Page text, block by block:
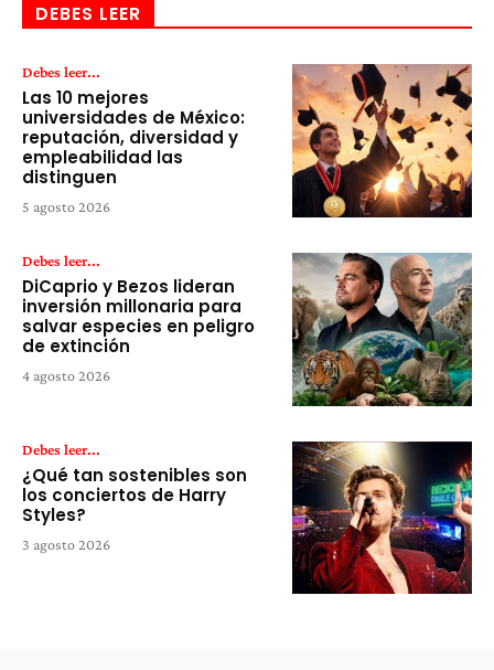
DEBES LEER
Debes leer...
Las 10 mejores
universidades de México:
reputación, diversidad y
empleabilidad las
distinguen
5 agosto 2026
Debes leer...
DiCaprio y Bezos lideran
inversión millonaria para
salvar especies en peligro
de extinción
4 agosto 2026
Debes leer...
¿Qué tan sostenibles son
los conciertos de Harry
Styles?
3 agosto 2026